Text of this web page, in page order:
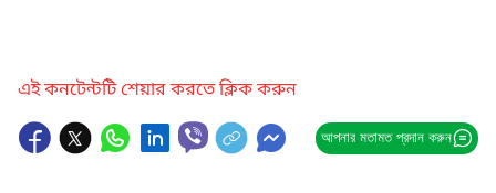
এই কনটেন্টটি শেয়ার করতে ক্লিক করুন
আপনার মতামত প্রদান করুন